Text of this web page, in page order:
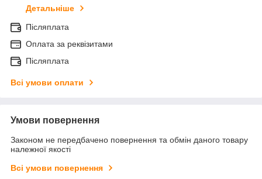
Детальніше
Післяплата
Оплата за реквізитами
Післяплата
Всі умови оплати
Умови повернення
Законом не передбачено повернення та обмін даного товару
належної якості
Всі умови повернення